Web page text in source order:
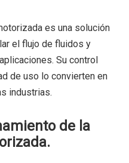
es una solución
el flujo de fluidos y
Su control
de uso lo convierten en
industrias.
de la